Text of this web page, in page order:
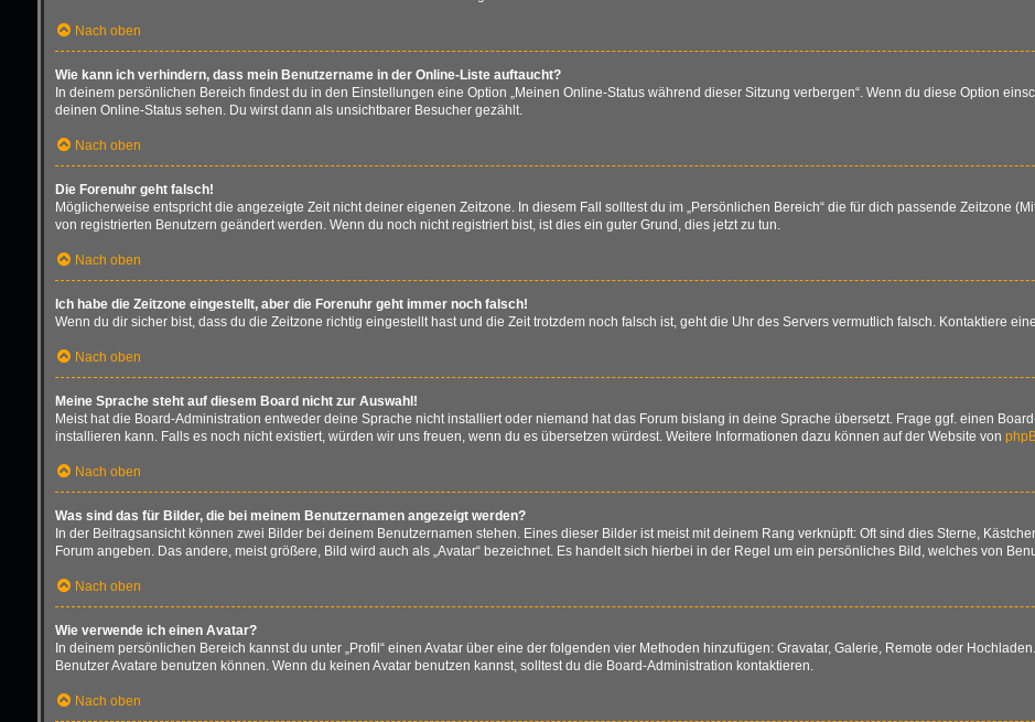
Nach oben
Wie kann ich verhindern, dass mein Benutzername in der Online-Liste auftaucht?
In deinem persönlichen Bereich findest du in den Einstellungen eine Option „Meinen Online-Status während dieser Sitzung verbergen“. Wenn du diese Option
deinen Online-Status sehen. Du wirst dann als unsichtbarer Besucher gezählt.
Nach oben
Die Forenuhr geht falsch!
Möglicherweise entspricht die angezeigte Zeit nicht deiner eigenen Zeitzone. In diesem Fall solltest du im „Persönlichen Bereich“ die für dich passende Zeitzone
von registrierten Benutzern geändert werden. Wenn du noch nicht registriert bist, ist dies ein guter Grund, dies jetzt zu tun.
Nach oben
Ich habe die Zeitzone eingestellt, aber die Forenuhr geht immer noch falsch!
Wenn du dir sicher bist, dass du die Zeitzone richtig eingestellt hast und die Zeit trotzdem noch falsch ist, geht die Uhr des Servers vermutlich falsch. Kontaktiere
Nach oben
Meine Sprache steht auf diesem Board nicht zur Auswahl!
Meist hat die Board-Administration entweder deine Sprache nicht installiert oder niemand hat das Forum bislang in deine Sprache übersetzt. Frage ggf. einen
installieren kann. Falls es noch nicht existiert, würden wir uns freuen, wenn du es übersetzen würdest. Weitere Informationen dazu können auf der Website von
Nach oben
Was sind das für Bilder, die bei meinem Benutzernamen angezeigt werden?
In der Beitragsansicht können zwei Bilder bei deinem Benutzernamen stehen. Eines dieser Bilder ist meist mit deinem Rang verknüpft: Oft sind dies Sterne,
Forum angeben. Das andere, meist größere, Bild wird auch als „Avatar“ bezeichnet. Es handelt sich hierbei in der Regel um ein persönliches Bild, welches von
Nach oben
Wie verwende ich einen Avatar?
In deinem persönlichen Bereich kannst du unter „Profil“ einen Avatar über eine der folgenden vier Methoden hinzufügen: Gravatar, Galerie, Remote oder
Benutzer Avatare benutzen können. Wenn du keinen Avatar benutzen kannst, solltest du die Board-Administration kontaktieren.
Nach oben